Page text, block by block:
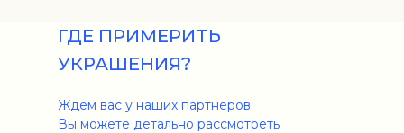
ГДЕ ПРИМЕРИТЬ
УКРАШЕНИЯ?
Ждем вас у наших партнеров.
Вы можете детально рассмотреть